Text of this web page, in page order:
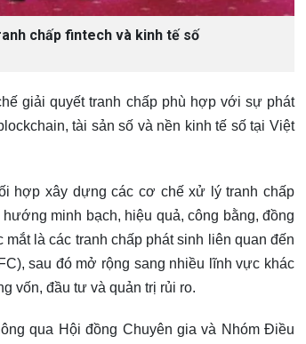
chấp fintech và kinh tế số
giải quyết tranh chấp phù hợp với sự phát
tài sản số và nền kinh tế số tại Việt
hợp xây dựng các cơ chế xử lý tranh chấp
minh bạch, hiệu quả, công bằng, đồng
là các tranh chấp phát sinh liên quan đến
sau đó mở rộng sang nhiều lĩnh vực khác
vốn, đầu tư và quản trị rủi ro.
qua Hội đồng Chuyên gia và Nhóm Điều